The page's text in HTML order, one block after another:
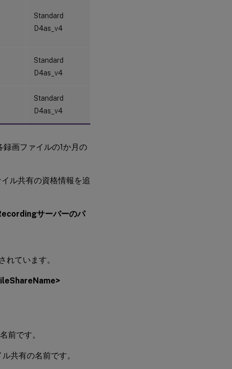
Standard
D4as_v4
Standard
D4as_v4
Standard
D4as_v4
画ファイルの1か月の
ル共有の資格情報を追
サーバーのパ
れています。
前です。
共有の名前です。